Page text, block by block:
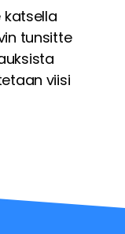
tunsitte
viisi